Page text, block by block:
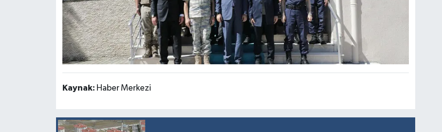
Kaynak: Haber Merkezi